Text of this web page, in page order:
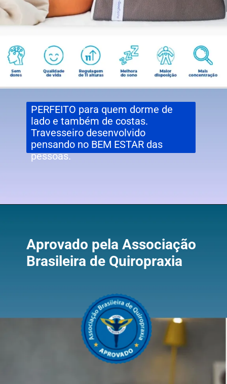
PERFEITO para quem dorme de
lado e também de costas.
Travesseiro desenvolvido
pensando no BEM ESTAR das
pessoas.
Aprovado pela Associação
Brasileira de Quiropraxia